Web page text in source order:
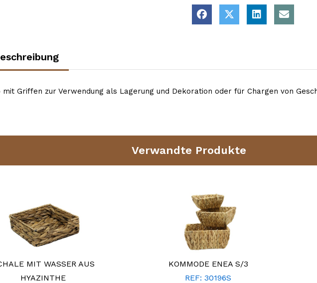
mit Griffen zur Verwendung als Lagerung und Dekoration oder für Chargen von
Verwandte Produkte
MIT WASSER AUS
HYAZINTHE
KOMMODE ENEA S/3
REF: 30196S